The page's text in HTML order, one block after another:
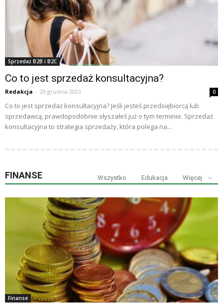
Sprzedaż B2B i B2C
Co to jest sprzedaż konsultacyjna?
Redakcja - 20 grudnia 2023 0
Co to jest sprzedaż konsultacyjna? Jeśli jesteś przedsiębiorcą lub
sprzedawcą, prawdopodobnie słyszałeś już o tym terminie. Sprzedaż
konsultacyjna to strategia sprzedaży, która polega na...
FINANSE Wszystko Edukacja Więcej
Finanse